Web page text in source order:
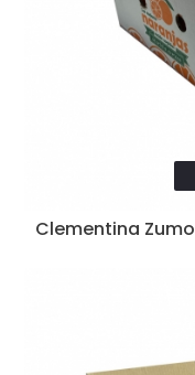
Clementina Zumo